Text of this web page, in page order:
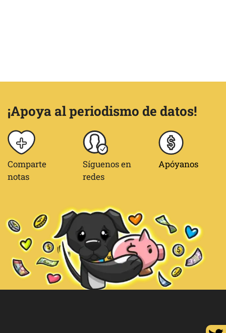
¡Apoya al periodismo de datos!
Comparte
notas
Síguenos en
redes
Apóyanos